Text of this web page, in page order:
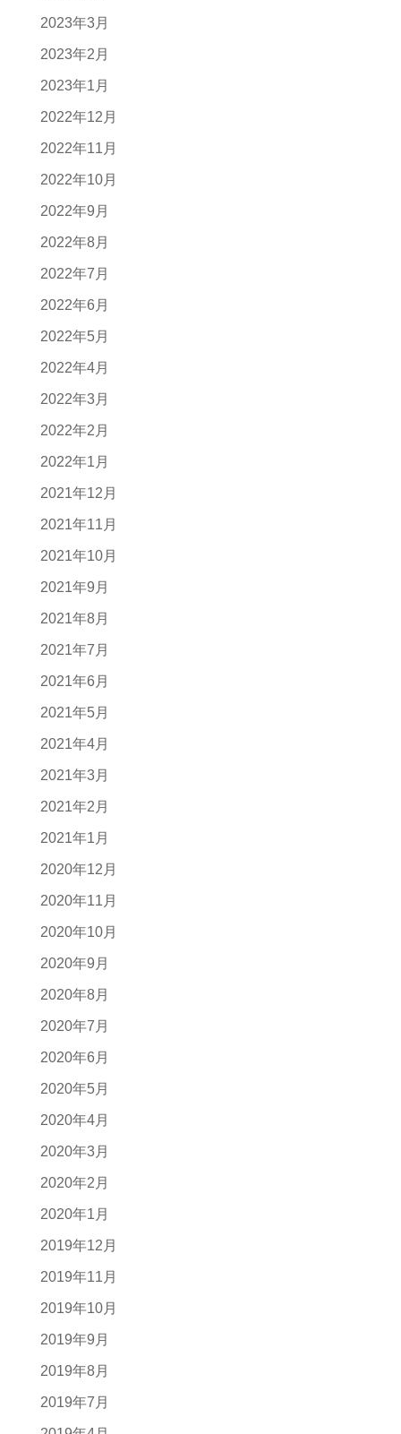
2023年3月
2023年2月
2023年1月
2022年12月
2022年11月
2022年10月
2022年9月
2022年8月
2022年7月
2022年6月
2022年5月
2022年4月
2022年3月
2022年2月
2022年1月
2021年12月
2021年11月
2021年10月
2021年9月
2021年8月
2021年7月
2021年6月
2021年5月
2021年4月
2021年3月
2021年2月
2021年1月
2020年12月
2020年11月
2020年10月
2020年9月
2020年8月
2020年7月
2020年6月
2020年5月
2020年4月
2020年3月
2020年2月
2020年1月
2019年12月
2019年11月
2019年10月
2019年9月
2019年8月
2019年7月